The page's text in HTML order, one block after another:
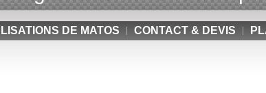
DE MATOS CONTACT & DEVIS